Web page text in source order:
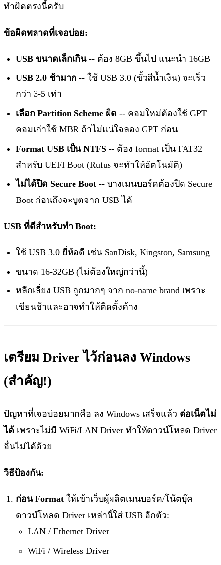
ทำผิดตรงนี้ครับ
ข้อผิดพลาดที่เจอบ่อย:
USB ขนาดเล็กเกิน-- ต้อง 8GB ขึ้นไป แนะนำ 16GB
USB 2.0 ช้ามาก -- ใช้ USB 3.0 (ขั้วสีน้ำเงิน) จะเร็ว
กว่า 3-5 เท่า
เลือก Partition Scheme ผิด -- คอมใหม่ต้องใช้ GPT
คอมเก่าใช้ MBR ถ้าไม่แน่ใจลอง GPT ก่อน
Format USB เป็น NTFS -- ต้อง format เป็น FAT32
สำหรับ UEFI Boot (Rufus จะทำให้อัตโนมัติ)
ไม่ได้ปิด Secure Boot -- บางเมนบอร์ดต้องปิด Secure
Boot ก่อนถึงจะบูตจาก USB ได้
USB ที่ดีสำหรับทำ Boot:
ใช้ USB 3.0 ยี่ห้อดี เช่น SanDisk, Kingston, Samsung
ขนาด 16-32GB (ไม่ต้องใหญ่กว่านี้)
หลีกเลี่ยง USB ถูกมากๆ จาก no-name brand เพราะ
เขียนช้าและอาจทำให้ติดตั้งค้าง
เตรียม Driver ไว้ก่อนลง Windows
(สำคัญ!)
ปัญหาที่เจอบ่อยมากคือ ลง Windows เสร็จแล้ว ต่อเน็ตไม่
ได้ เพราะไม่มี WiFi/LAN Driver ทำให้ดาวน์โหลด Driver
อื่นไม่ได้ด้วย
วิธีป้องกัน:
ก่อน Format ให้เข้าเว็บผู้ผลิตเมนบอร์ด/โน้ตบุ๊ค
ดาวน์โหลด Driver เหล่านี้ใส่ USB อีกตัว:
LAN / Ethernet Driver
WiFi / Wireless Driver